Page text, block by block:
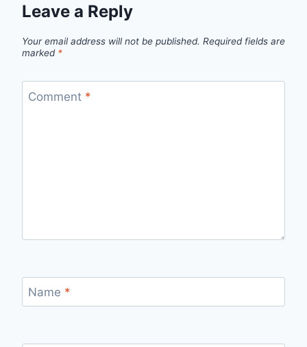
Leave a Reply
Your email address will not be published. Required fields are
marked *
Comment *
Name *